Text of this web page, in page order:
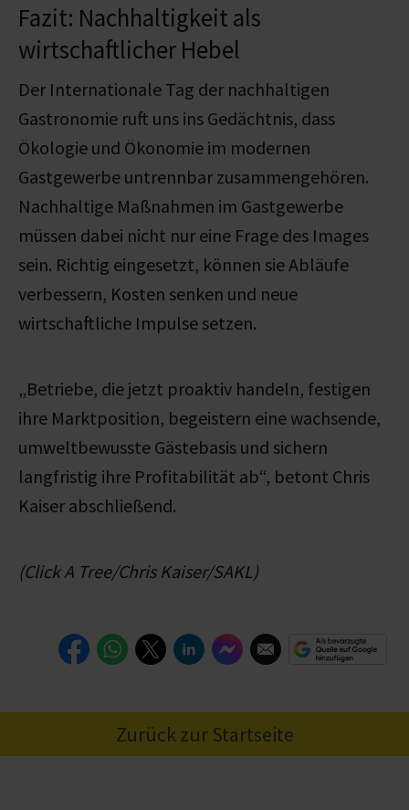
Fazit: Nachhaltigkeit als
wirtschaftlicher Hebel
Der Internationale Tag der nachhaltigen
Gastronomie ruft uns ins Gedächtnis, dass
Ökologie und Ökonomie im modernen
Gastgewerbe untrennbar zusammengehören.
Nachhaltige Maßnahmen im Gastgewerbe
müssen dabei nicht nur eine Frage des Images
sein. Richtig eingesetzt, können sie Abläufe
verbessern, Kosten senken und neue
wirtschaftliche Impulse setzen.
„Betriebe, die jetzt proaktiv handeln, festigen
ihre Marktposition, begeistern eine wachsende,
umweltbewusste Gästebasis und sichern
langfristig ihre Profitabilität ab“, betont Chris
Kaiser abschließend.
(Click A Tree/Chris Kaiser/SAKL)
Zurück zur Startseite